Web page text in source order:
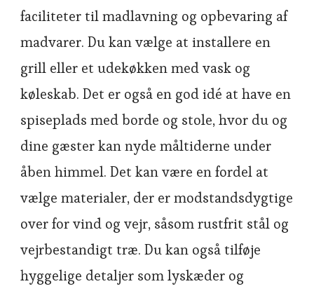
faciliteter til madlavning og opbevaring af
madvarer. Du kan vælge at installere en
grill eller et udekøkken med vask og
køleskab. Det er også en god idé at have en
spiseplads med borde og stole, hvor du og
dine gæster kan nyde måltiderne under
åben himmel. Det kan være en fordel at
vælge materialer, der er modstandsdygtige
over for vind og vejr, såsom rustfrit stål og
vejrbestandigt træ. Du kan også tilføje
hyggelige detaljer som lyskæder og